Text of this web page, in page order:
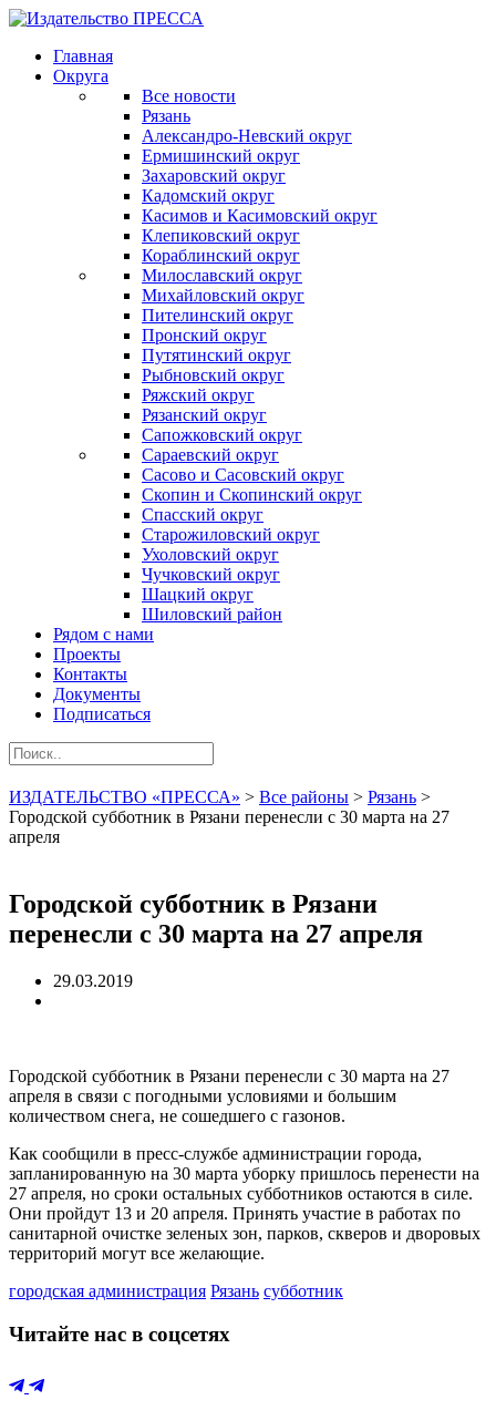
Главная
Округа
Все новости
Рязань
Александро-Невский округ
Ермишинский округ
Захаровский округ
Кадомский округ
Касимов и Касимовский округ
Клепиковский округ
Кораблинский округ
Милославский округ
Михайловский округ
Пителинский округ
Пронский округ
Путятинский округ
Рыбновский округ
Ряжский округ
Рязанский округ
Сапожковский округ
Сараевский округ
Сасово и Сасовский округ
Скопин и Скопинский округ
Спасский округ
Старожиловский округ
Ухоловский округ
Чучковский округ
Шацкий округ
Шиловский район
Рядом с нами
Проекты
Контакты
Документы
Подписаться
ИЗДАТЕЛЬСТВО «ПРЕССА» > Все районы > Рязань >
Городской субботник в Рязани перенесли с 30 марта на 27
апреля
Городской субботник в Рязани
перенесли с 30 марта на 27 апреля
29.03.2019
Городской субботник в Рязани перенесли с 30 марта на 27
апреля в связи с погодными условиями и большим
количеством снега, не сошедшего с газонов.
Как сообщили в пресс-службе администрации города,
запланированную на 30 марта уборку пришлось перенести на
27 апреля, но сроки остальных субботников остаются в силе.
Они пройдут 13 и 20 апреля. Принять участие в работах по
санитарной очистке зеленых зон, парков, скверов и дворовых
территорий могут все желающие.
городская администрация Рязань субботник
Читайте нас в соцсетях